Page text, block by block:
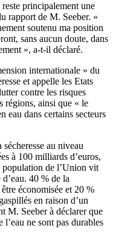
principalement une
rapport de M. Seeber. «
soutenu ma position
sans aucun doute, dans
», a-t-il déclaré.
internationale » du
et appelle les Etats
contre les risques
régions, ainsi que « le
eau dans certains secteurs
au niveau
à 100 milliards d’euros,
population de l’Union vit
40 % de la
économisée et 20 %
en raison d’un
M. Seeber à déclarer que
l’eau ne sont pas durables